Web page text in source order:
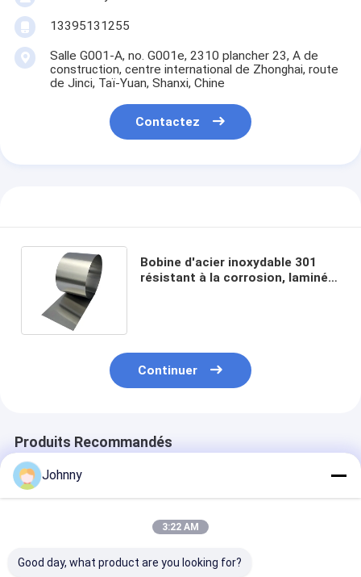
13395131255
Salle G001-A, no. G001e, 2310 plancher 23, A de
construction, centre international de Zhonghai, route
de Jinci, Taï-Yuan, Shanxi, Chine
Contactez
Bobine d'acier inoxydable 301
résistant à la corrosion, laminée
Continuer
Produits Recommandés
Johnny
3:22 AM
Good day, what product are you looking for?